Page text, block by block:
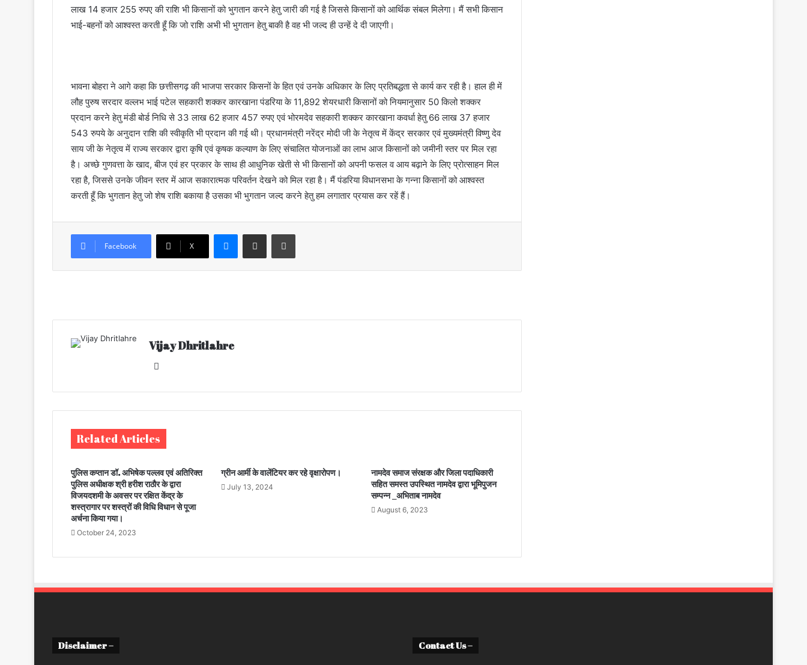
लाख 14 हजार 255 रुपए की राशि भी किसानों को भुगतान करने हेतु जारी की गई है जिससे किसानों को आर्थिक संबल मिलेगा। मैं सभी किसान
भाई-बहनों को आश्वस्त करती हूँ कि जो राशि अभी भी भुगतान हेतु बाकी है वह भी जल्द ही उन्हें दे दी जाएगी।
भावना बोहरा ने आगे कहा कि छत्तीसगढ़ की भाजपा सरकार किसनों के हित एवं उनके अधिकार के लिए प्रतिबद्धता से कार्य कर रही है। हाल ही में
लौह पुरुष सरदार वल्लभ भाई पटेल सहकारी शक्कर कारखाना पंडरिया के 11,892 शेयरधारी किसानों को नियमानुसार 50 किलो शक्कर
प्रदान करने हेतु मंडी बोर्ड निधि से 33 लाख 62 हजार 457 रुपए एवं भोरमदेव सहकारी शक्कर कारखाना कवर्धा हेतु 66 लाख 37 हजार
543 रुपये के अनुदान राशि की स्वीकृति भी प्रदान की गई थी। प्रधानमंत्री नरेंद्र मोदी जी के नेतृत्व में केंद्र सरकार एवं मुख्यमंत्री विष्णु देव
साय जी के नेतृत्व में राज्य सरकार द्वारा कृषि एवं कृषक कल्याण के लिए संचालित योजनाओं का लाभ आज किसानों को जमीनी स्तर पर मिल रहा
है। अच्छे गुणवत्ता के खाद, बीज एवं हर प्रकार के साथ ही आधुनिक खेती से भी किसानों को अपनी फसल व आय बढ़ाने के लिए प्रोत्साहन मिल
रहा है, जिससे उनके जीवन स्तर में आज सकारात्मक परिवर्तन देखने को मिल रहा है। मैं पंडरिया विधानसभा के गन्ना किसानों को आश्वस्त
करती हूँ कि भुगतान हेतु जो शेष राशि बकाया है उसका भी भुगतान जल्द करने हेतु हम लगातार प्रयास कर रहें हैं।
Facebook X
Vijay Dhritlahre
te
Related Articles
पुलिस कप्तान डॉ. अभिषेक पल्लव एवं अतिरिक्त
पुलिस अधीक्षक श्री हरीश राठौर के द्वारा
विजयदशमी के अवसर पर रक्षित केंद्र के
शस्त्रागार पर शस्त्रों की विधि विधान से पूजा
अर्चना किया गया।
October 24, 2023
ग्रीन आर्मी के वालेंटियर कर रहे वृक्षारोपण।
July 13, 2024
नामदेव समाज संरक्षक और जिला पदाधिकारी
सहित समस्त उपस्थित नामदेव द्वारा भूमिपुजन
सम्पन्न _अभिताब नामदेव
August 6, 2023
Disclaimer – Contact Us –